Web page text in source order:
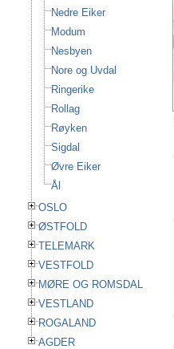
Nedre Eiker
Modum
Nesbyen
Nore og Uvdal
Ringerike
Rollag
Røyken
Sigdal
Øvre Eiker
Ål
OSLO
ØSTFOLD
TELEMARK
VESTFOLD
MØRE OG ROMSDAL
VESTLAND
ROGALAND
AGDER